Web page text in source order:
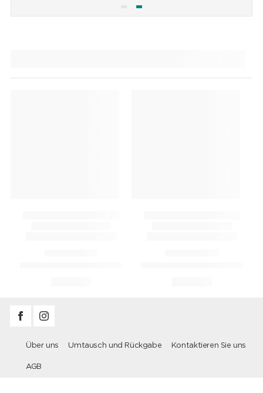
Über uns Umtausch und Rückgabe Kontaktieren Sie uns
AGB